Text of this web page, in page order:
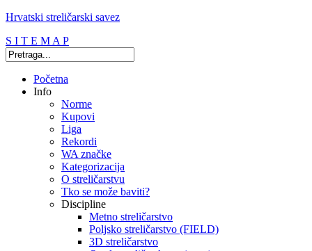
Hrvatski streličarski savez
S I T E M A P
Početna
Info
Norme
Kupovi
Liga
Rekordi
WA značke
Kategorizacija
O streličarstvu
Tko se može baviti?
Discipline
Metno streličarstvo
Poljsko streličarstvo (FIELD)
3D streličarstvo